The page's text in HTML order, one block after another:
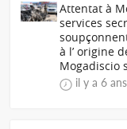
Attentat à
services
à l’ origine
Mogadiscio
il y a 6 ans